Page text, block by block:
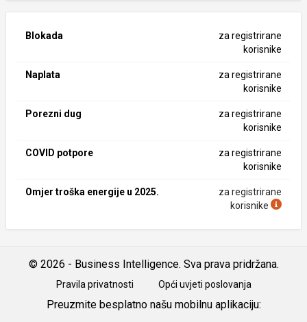
Blokada
za registrirane
korisnike
Naplata
za registrirane
korisnike
Porezni dug
za registrirane
korisnike
COVID potpore
za registrirane
korisnike
Omjer troška energije u 2025.
za registrirane
korisnike
© 2026 - Business Intelligence. Sva prava pridržana.
Pravila privatnosti Opći uvjeti poslovanja
Preuzmite besplatno našu mobilnu aplikaciju: